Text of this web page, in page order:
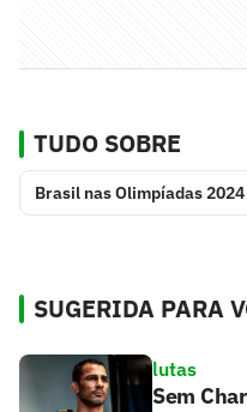
TUDO SOBRE
Brasil nas Olimpíadas 2024
SUGERIDA PARA
lutas
Sem